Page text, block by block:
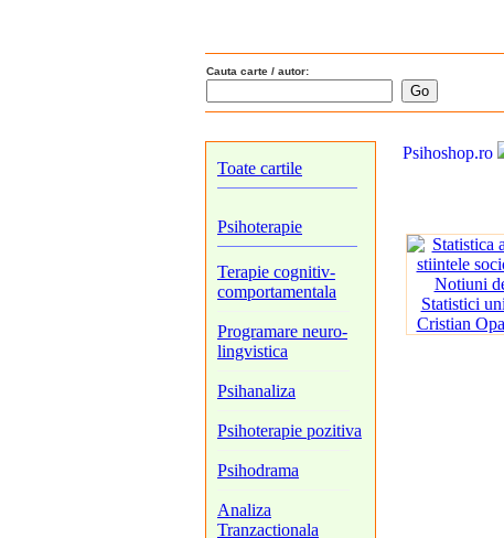
Cauta carte / autor:
Toate cartile
Psihoterapie
Terapie cognitiv-
comportamentala
Programare neuro-
lingvistica
Psihanaliza
Psihoterapie pozitiva
Psihodrama
Analiza
Tranzactionala
Psihoshop.ro